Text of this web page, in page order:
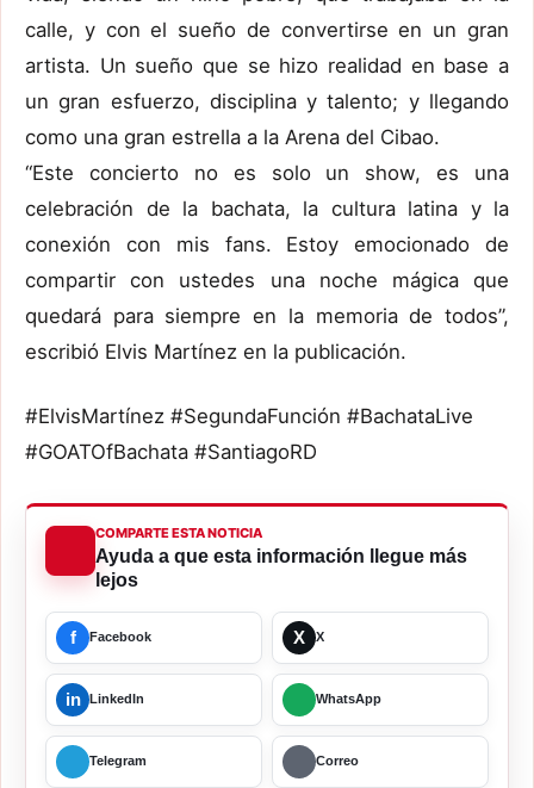
calle, y con el sueño de convertirse en un gran
artista. Un sueño que se hizo realidad en base a
un gran esfuerzo, disciplina y talento; y llegando
como una gran estrella a la Arena del Cibao.
“Este concierto no es solo un show, es una
celebración de la bachata, la cultura latina y la
conexión con mis fans. Estoy emocionado de
compartir con ustedes una noche mágica que
quedará para siempre en la memoria de todos”,
escribió Elvis Martínez en la publicación.
#ElvisMartínez #SegundaFunción #BachataLive
#GOATOfBachata #SantiagoRD
COMPARTE ESTA NOTICIA
Ayuda a que esta información llegue más
lejos
f Facebook X X
in LinkedIn WhatsApp
Telegram Correo